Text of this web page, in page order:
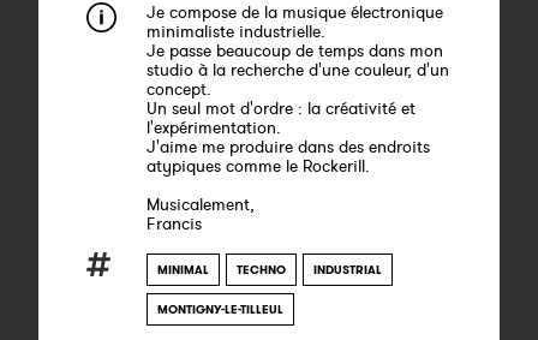
Je compose de la musique électronique
minimaliste industrielle.
Je passe beaucoup de temps dans mon
studio à la recherche d'une couleur, d'un
concept.
Un seul mot d'ordre : la créativité et
l'expérimentation.
J'aime me produire dans des endroits
atypiques comme le Rockerill.
Musicalement,
Francis
MINIMAL TECHNO INDUSTRIAL
MONTIGNY-LE-TILLEUL